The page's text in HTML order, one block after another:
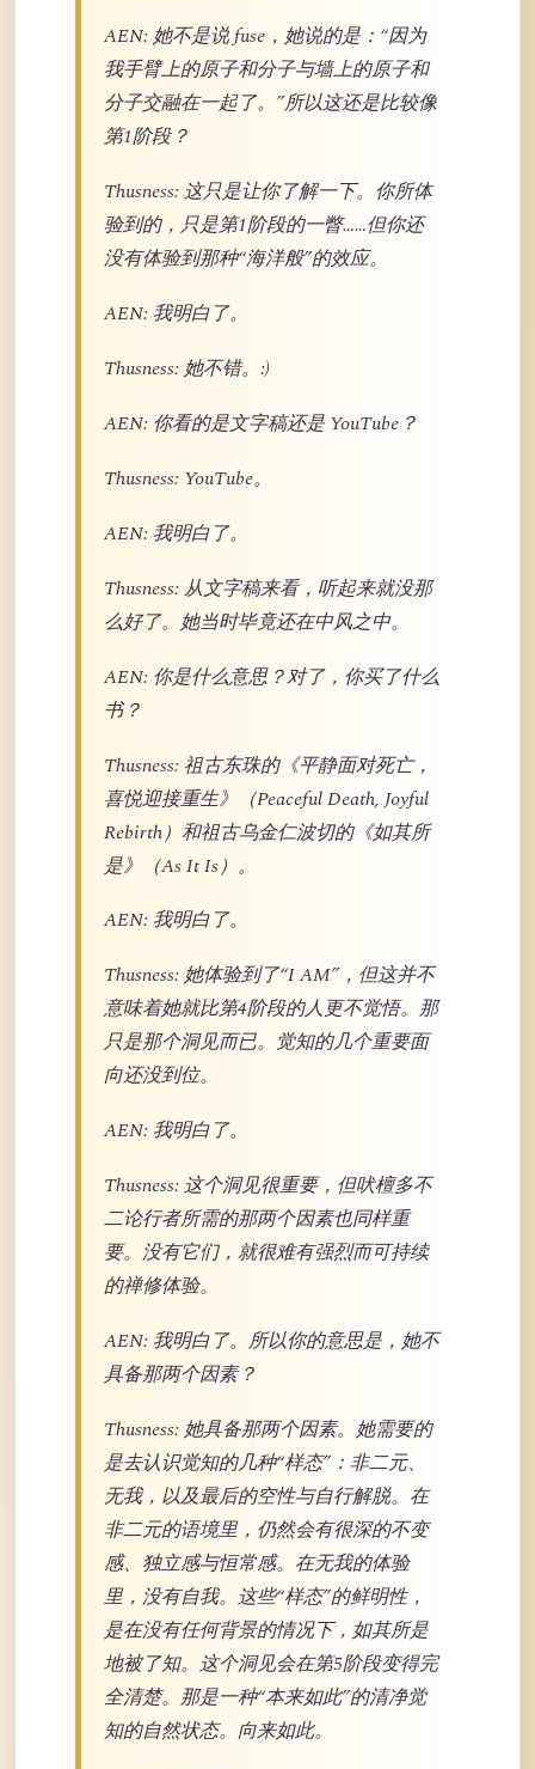
AEN: 她不是说 fuse，她说的是：“因为
我手臂上的原子和分子与墙上的原子和
分子交融在一起了。”所以这还是比较像
第1阶段？
Thusness: 这只是让你了解一下。你所体
验到的，只是第1阶段的一瞥……但你还
没有体验到那种“海洋般”的效应。
AEN: 我明白了。
Thusness: 她不错。:)
AEN: 你看的是文字稿还是 YouTube？
Thusness: YouTube。
AEN: 我明白了。
Thusness: 从文字稿来看，听起来就没那
么好了。她当时毕竟还在中风之中。
AEN: 你是什么意思？对了，你买了什么
书？
Thusness: 祖古东珠的《平静面对死亡，
喜悦迎接重生》（Peaceful Death, Joyful
Rebirth）和祖古乌金仁波切的《如其所
是》（As It Is）。
AEN: 我明白了。
Thusness: 她体验到了“I AM”，但这并不
意味着她就比第4阶段的人更不觉悟。那
只是那个洞见而已。觉知的几个重要面
向还没到位。
AEN: 我明白了。
Thusness: 这个洞见很重要，但吠檀多不
二论行者所需的那两个因素也同样重
要。没有它们，就很难有强烈而可持续
的禅修体验。
AEN: 我明白了。所以你的意思是，她不
具备那两个因素？
Thusness: 她具备那两个因素。她需要的
是去认识觉知的几种“样态”：非二元、
无我，以及最后的空性与自行解脱。在
非二元的语境里，仍然会有很深的不变
感、独立感与恒常感。在无我的体验
里，没有自我。这些“样态”的鲜明性，
是在没有任何背景的情况下，如其所是
地被了知。这个洞见会在第5阶段变得完
全清楚。那是一种“本来如此”的清净觉
知的自然状态。向来如此。